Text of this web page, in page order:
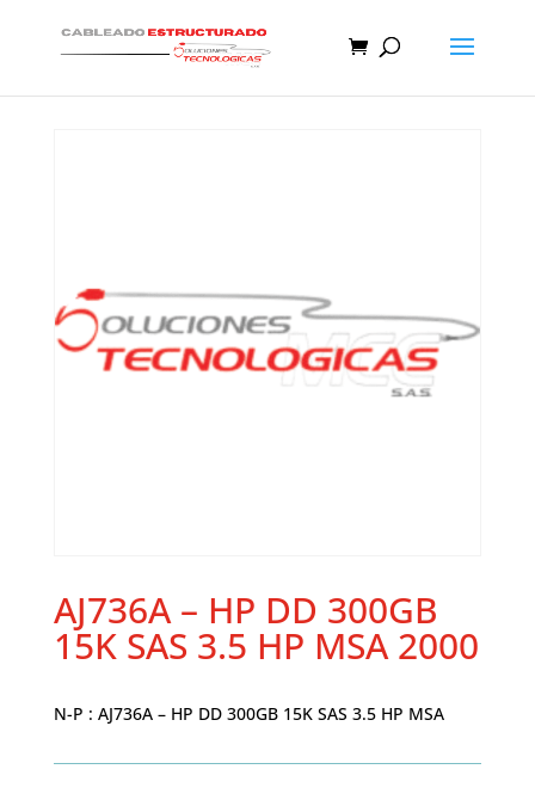
AJ736A – HP DD 300GB
15K SAS 3.5 HP MSA 2000
N-P : AJ736A – HP DD 300GB 15K SAS 3.5 HP MSA